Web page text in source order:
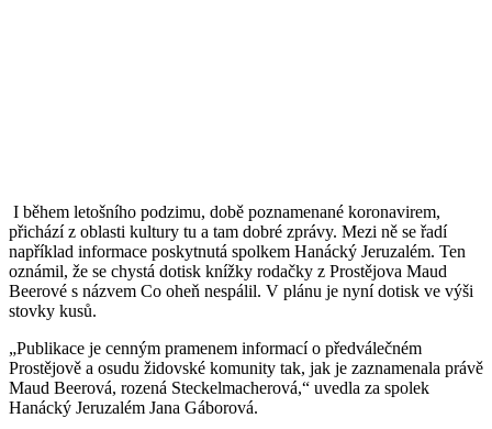
I během letošního podzimu, době poznamenané koronavirem,
přichází z oblasti kultury tu a tam dobré zprávy. Mezi ně se řadí
například informace poskytnutá spolkem Hanácký Jeruzalém. Ten
oznámil, že se chystá dotisk knížky rodačky z Prostějova Maud
Beerové s názvem Co oheň nespálil. V plánu je nyní dotisk ve výši
stovky kusů.
„Publikace je cenným pramenem informací o předválečném
Prostějově a osudu židovské komunity tak, jak je zaznamenala právě
Maud Beerová, rozená Steckelmacherová,“ uvedla za spolek
Hanácký Jeruzalém Jana Gáborová.